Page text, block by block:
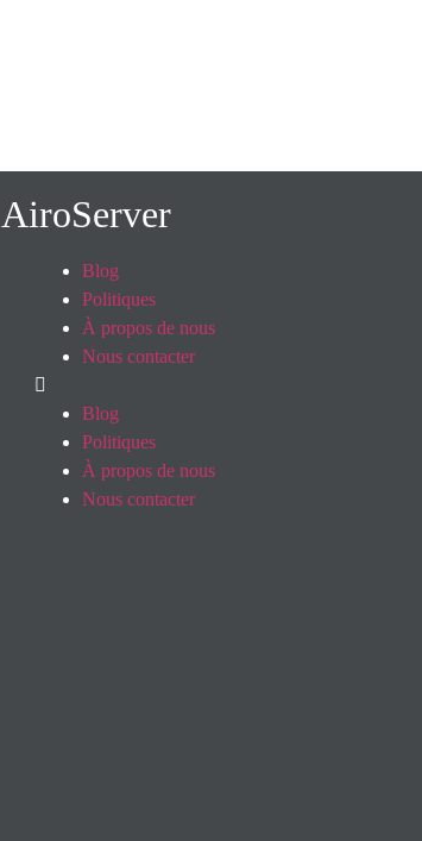
Blog
Politiques
À propos de nous
Nous contacter
Blog
Politiques
À propos de nous
Nous contacter